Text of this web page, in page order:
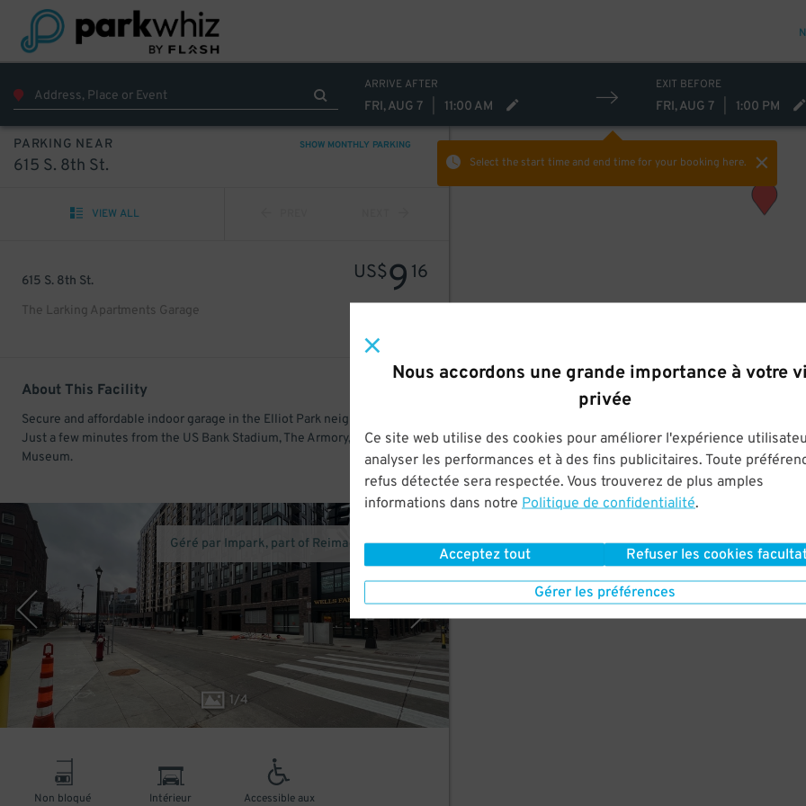
Nous accordons une grande importance à votre
privée
Ce site web utilise des cookies pour améliorer l'expérience
analyser les performances et à des fins publicitaires. Toute
refus détectée sera respectée. Vous trouverez de plus amples
informations dans notre Politique de confidentialité.
Acceptez tout Refuser les cookies
Gérer les préférences
ARRIVE AFTER
FRI, AUG 7 11:00 AM
EXIT BEFORE
FRI, AUG 7 1:00 PM
Select the start time and end timefor your booking here.
PARKING NEAR SHOW MONTHLY PARKING
615 S. 8th St.
VIEW ALL
615 S. 8th St.
The Larking Apartments Garage
US$9 16
About This Facility
Secure and affordable indoor garage in the Elliot Park neighborhood.
Just a few minutes from the US Bank Stadium, The Armory, and Mill City
Museum.
1/4
Géré par Impark, part of Reimagined Parking
Non bloqué Intérieur Accessible aux